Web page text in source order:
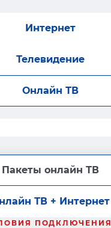
Интернет
Телевидение
Онлайн ТВ
Пакеты онлайн ТВ
ТВ + Интернет
ПОДКЛЮЧЕНИЯ